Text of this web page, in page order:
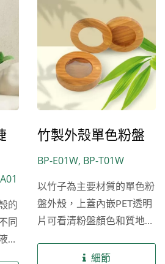
樂
蓋
服
服
自
軟
細
造型上達到環保的視覺效
果，並適用唇膏、護唇膏等
油膏類品項。 除了現有公
版的自然竹外殼唇膏管包材
外，樂美化粧品提供其客製
化模具服務，以及後加工服
務包括噴漆、燙金、印刷
等，讓您可以創造出屬於自
己品牌風格的自然竹外殼唇
膏管包材，滿足無論是品牌
的
同
瓶
竹製外殼單色粉盤
BP-E01W, BP-T01W
以竹子為主要材質的單色粉
盤外殼，上蓋內嵌PET透明
片可看清粉盤顏色和質地，
方向旋轉開蓋，適用眼影
細節